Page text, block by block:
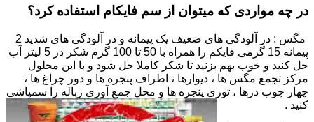
در چه مواردی که میتوان از سم فایکام استفاده کرد؟
مگس : در آلودگی های ضعیف یک پیمانه و در آلودگی های شدید 2
پیمانه 15 گرمی فایکم را همراه با 50 تا 100 گرم شکر در 5 لیتر آب
حل کنید و خوب بهم بزنید تا شکر کاملا حل شود و با این محلول
مرکز تجمع مگس ها ، دیوارها ، اطراف پنجره ها و دور چراغ ها ،
چهار چوب درها ، توری پنجره ها و محل جمع آوری زباله را سمپاشی
کنید .